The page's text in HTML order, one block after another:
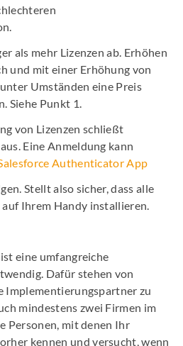
als mehr Lizenzen ab. Erhöhen
und mit einer Erhöhung von
Umständen eine Preis
Siehe Punkt 1.
von Lizenzen schließt
Eine Anmeldung kann
Authenticator App
Stellt also sicher, dass alle
Ihrem Handy installieren.
eine umfangreiche
Dafür stehen von
Implementierungspartner zu
mindestens zwei Firmen im
Personen, mit denen Ihr
kennen und versucht, wenn